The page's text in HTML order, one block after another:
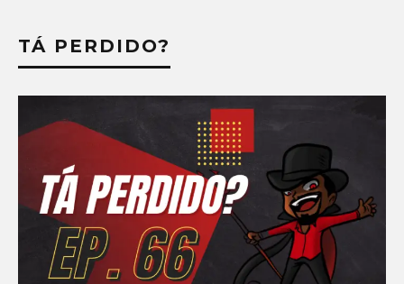
TÁ PERDIDO?